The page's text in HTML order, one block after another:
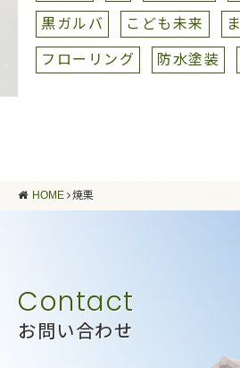
黒ガルバ
こども未来
フローリング
防水塗装
HOME 焼栗
お問い合わせ